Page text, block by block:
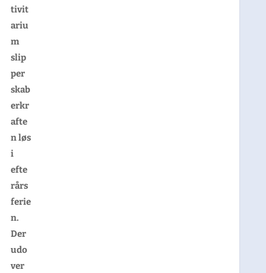
tivit
ariu
m
slip
per
skab
erkr
afte
n løs
i
efte
rårs
ferie
n.
Der
udo
ver